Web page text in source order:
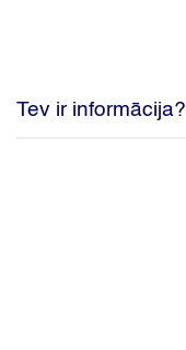
Tev ir informācija?